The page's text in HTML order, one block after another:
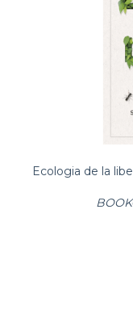
Ecologia de la